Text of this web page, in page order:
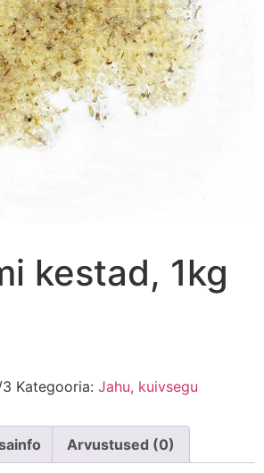
kestad, 1kg
Kategooria: Jahu, kuivsegu
Arvustused (0)